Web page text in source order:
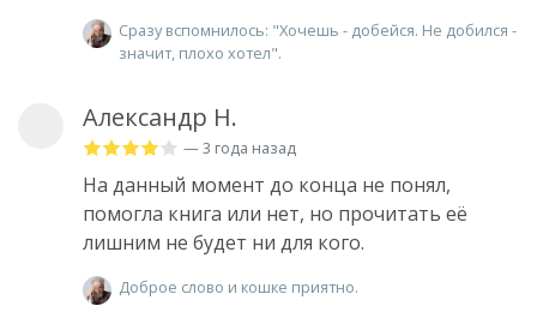
Сразу вспомнилось: "Хочешь - добейся. Не добился -
значит, плохо хотел".
Александр Н.
— 3 года назад
На данный момент до конца не понял,
помогла книга или нет, но прочитать её
лишним не будет ни для кого.
Доброе слово и кошке приятно.